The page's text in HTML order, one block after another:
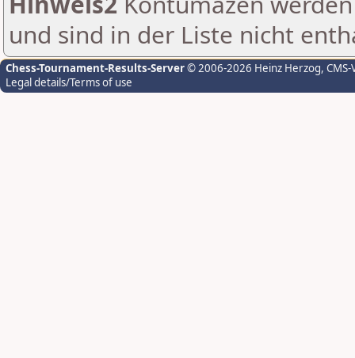
und sind in der Liste nicht
Chess-Tournament-Results-Server© 2006-2026 Heinz Herzog,
Legal details/Terms of use